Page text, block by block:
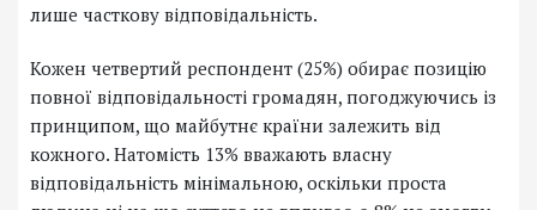
лише часткову відповідальність.
Кожен четвертий респондент (25%) обирає позицію
повної відповідальності громадян, погоджуючись із
принципом, що майбутнє країни залежить від
кожного. Натомість 13% вважають власну
відповідальність мінімальною, оскільки проста